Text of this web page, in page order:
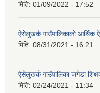
मिति: 01/09/2022 - 17:52
ऐसेलुखर्क गाउँपालिकाको आर्थिक
मिति: 08/31/2021 - 16:21
ऐसेलुखर्क गाउँपालिका जगेडा
मिति: 02/24/2021 - 11:34